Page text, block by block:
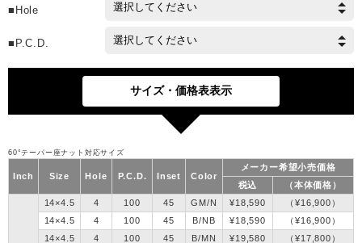
■Hole
■P.C.D.
60°テーパー座ナット対応サイズ
Inch Size Hole P.C.D. Inset Color
メーカー希望小売価格
税込
（本体価格）
14×4.5 4 100 45 GM/N ¥18,590
（¥16,900）
14×4.5
4 100 45 B/NB ¥18,590
（¥16,900）
14×4.5
4 100 45 B/MN ¥19,580 （¥17,800）